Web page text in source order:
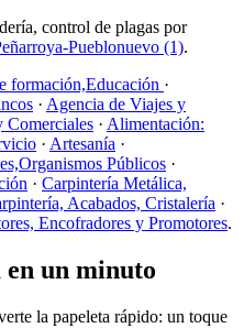
control de plagas por
Pueblonuevo (1).
formación,Educación ·
· Agencia de Viajes y
Comerciales · Alimentación:
· Artesanía ·
Públicos ·
· Carpintería Metálica,
Acabados, Cristalería ·
Encofradores y Promotores.
un minuto
la papeleta rápido: un toque